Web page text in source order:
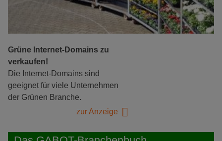
Grüne Internet-Domains zu
verkaufen!
Die Internet-Domains sind
geeignet für viele Unternehmen
der Grünen Branche.
zur Anzeige